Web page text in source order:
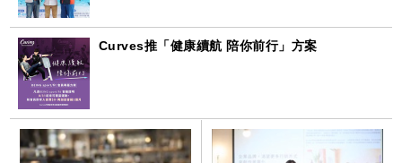
Curves推「健康續航 陪你前行」方案